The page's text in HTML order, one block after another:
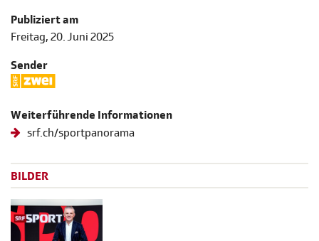
Publiziert am
Freitag, 20. Juni 2025
Sender
Weiterführende Informationen
srf.ch/sportpanorama
BILDER